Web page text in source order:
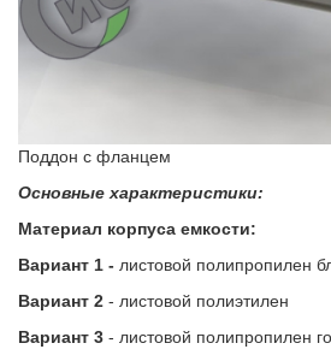
Поддон с фланцем
Основные характеристики:
Материал корпуса емкости:
Вариант 1 - листовой полипропилен
Вариант 2 - листовой полиэтилен
Вариант 3 - листовой полипропилен